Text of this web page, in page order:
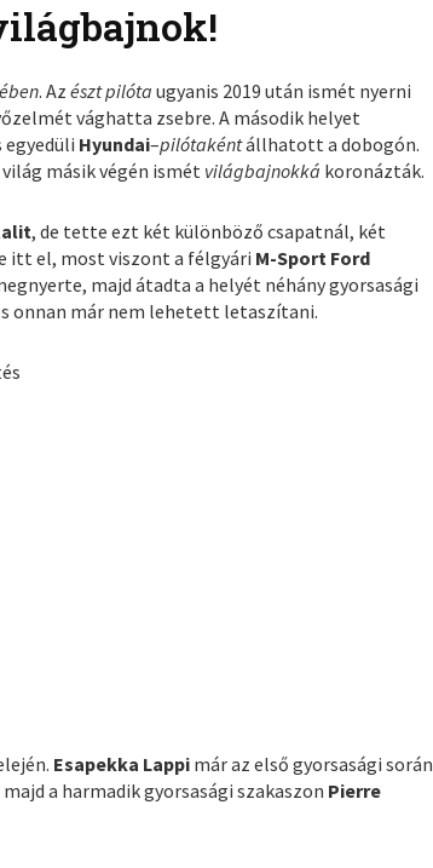
. Azészt pilótaugyanis 2019 után ismét nyerni
vághatta zsebre. A második helyet
egyedüli Hyundai–pilótakéntállhatott a dobogón.
világ másik végén ismétvilágbajnokká koronázták.
, de tette ezt két különböző csapatnál, két
itt el, most viszont a félgyári M-Sport Ford
majd átadta a helyét néhány gyorsasági
onnan már nem lehetett letaszítani.
Esapekka Lappi már az első gyorsasági során
a harmadik gyorsasági szakaszon Pierre